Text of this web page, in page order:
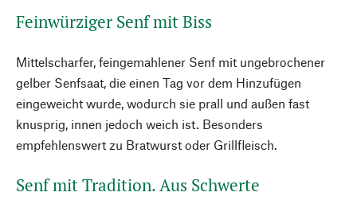
Feinwürziger Senf mit Biss
Mittelscharfer, feingemahlener Senf mit ungebrochener
gelber Senfsaat, die einen Tag vor dem Hinzufügen
eingeweicht wurde, wodurch sie prall und außen fast
knusprig, innen jedoch weich ist. Besonders
empfehlenswert zu Bratwurst oder Grillfleisch.
Senf mit Tradition. Aus Schwerte